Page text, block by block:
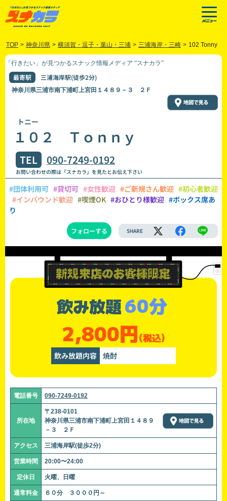
TOP > 神奈川県 > 横須賀・逗子・葉山・三浦 > 三浦海岸・三崎 > 102 Tonny
「行きたい」が見つかるスナック情報メディア “スナカラ”
最寄駅 三浦海岸駅(徒歩2分)
神奈川県三浦市南下浦町上宮田１４８９－３ ２Ｆ
トニー
１０２ Ｔｏｎｎｙ
TEL 090-7249-0192
お問い合わせの際は「スナカラ」を見たとお伝え下さい
#団体利用可 #貸切可 #女性歓迎 #ご新規さん歓迎 #初心者歓迎
#インバウンド歓迎 #喫煙OK #おひとり様歓迎 #ボックス席あ
り
フォローする SHARE
飲み放題60分
2,800円(税込)
飲み放題内容 焼酎
電話番号 090-7249-0192
所在地
〒238-0101
神奈川県三浦市南下浦町上宮田１４８９
－３ ２Ｆ
アクセス 三浦海岸駅(徒歩2分)
営業時間 20:00〜24:00
定休日 火曜、日曜
通常料金 ６０分 ３０００円～